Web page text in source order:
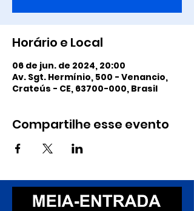
Horário e Local
06 de jun. de 2024, 20:00
Av. Sgt. Hermínio, 500 - Venancio,
Crateús - CE, 63700-000, Brasil
Compartilhe esse evento